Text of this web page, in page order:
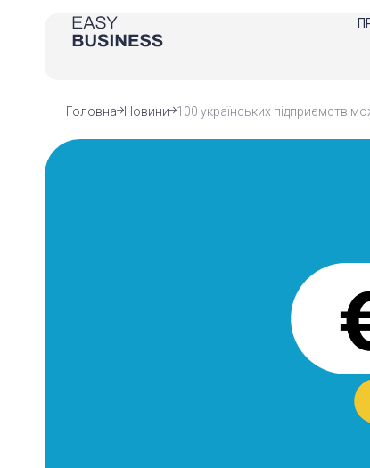
Головна Новини 100 українських підприємств